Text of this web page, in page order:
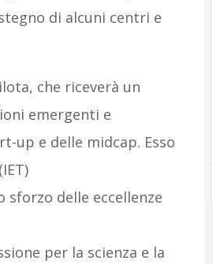
di alcuni centri e
che riceverà un
emergenti e
up e delle midcap. Esso
(IET)
sforzo delle eccellenze
per la scienza e la